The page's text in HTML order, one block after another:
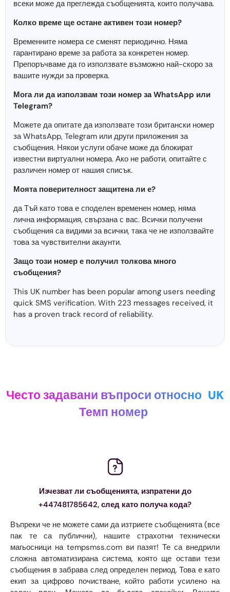
всеки може да преглежда съобщенията, които получава.
Колко време ще остане активен този номер?
Временните номера се сменят периодично. Няма
гарантирано време за работа за конкретен номер.
Препоръчваме да го използвате възможно най-скоро за
вашите нужди за проверка.
Мога ли да използвам този номер за WhatsApp или
Telegram?
Можете да опитате да използвате този британски номер
за WhatsApp, Telegram или други приложения за
съобщения. Някои услуги обаче може да блокират
известни виртуални номера. Ако не работи, опитайте с
различен номер от нашия списък.
Моята поверителност защитена ли е?
да Тъй като това е споделен временен номер, няма
лична информация, свързана с вас. Всички получени
съобщения са видими за всички, така че не използвайте
това за чувствителни акаунти.
Защо този номер е получил толкова много
съобщения?
This UK number has been popular among users needing
quick SMS verification. With 223 messages received, it
has a proven track record of reliability.
Често задавани въпроси относно UK
Темп номер
Изчезват ли съобщенията, изпратени до
+447481785642, след като получа кода?
Въпреки че не можете сами да изтриете съобщенията (все
пак те са публични), нашите страхотни технически
магьосници на tempsmss.com ви пазят! Те са внедрили
сложна автоматизирана система, която ще остави тези
съобщения в забрава след определен период. Това е като
екип за цифрово почистване, който работи усилено на